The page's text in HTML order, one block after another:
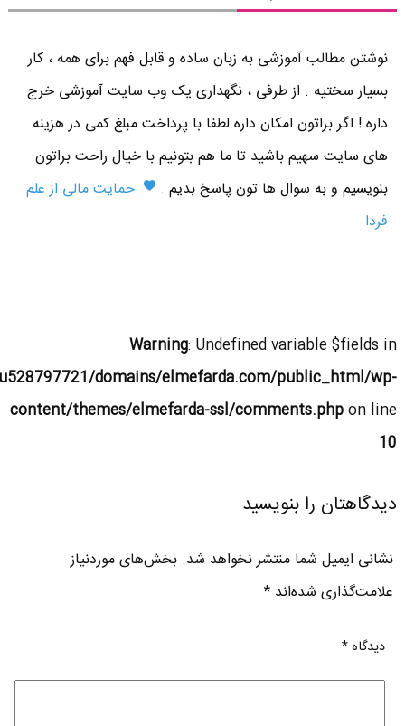
نوشتن مطالب آموزشی به زبان ساده و قابل فهم برای همه ، کار
بسیار سختیه . از طرفی ، نگهداری یک وب سایت آموزشی خرج
داره ! اگر براتون امکان داره لطفا با پرداخت مبلغ کمی در هزینه
های سایت سهیم باشید تا ما هم بتونیم با خیال راحت براتون
بنویسیم و به سوال ها تون پاسخ بدیم .
حمایت مالی از علم
فردا
Warning: Undefined variable $fields in
domains/elmefarda.com/public_html/wp-
content/themes/elmefarda-ssl/comments.phpon line
10
دیدگاهتان را بنویسید
نشانی ایمیل شما منتشر نخواهد شد. بخش‌های موردنیاز
علامت‌گذاری شده‌اند*
دیدگاه*